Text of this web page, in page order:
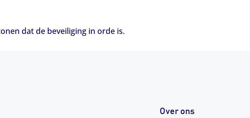
dat de beveiliging in orde is.
Over ons